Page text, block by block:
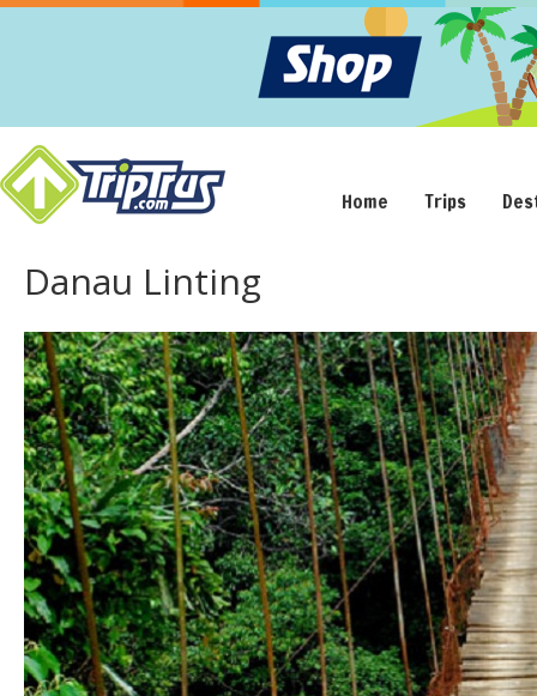
Home Trips
Danau Linting